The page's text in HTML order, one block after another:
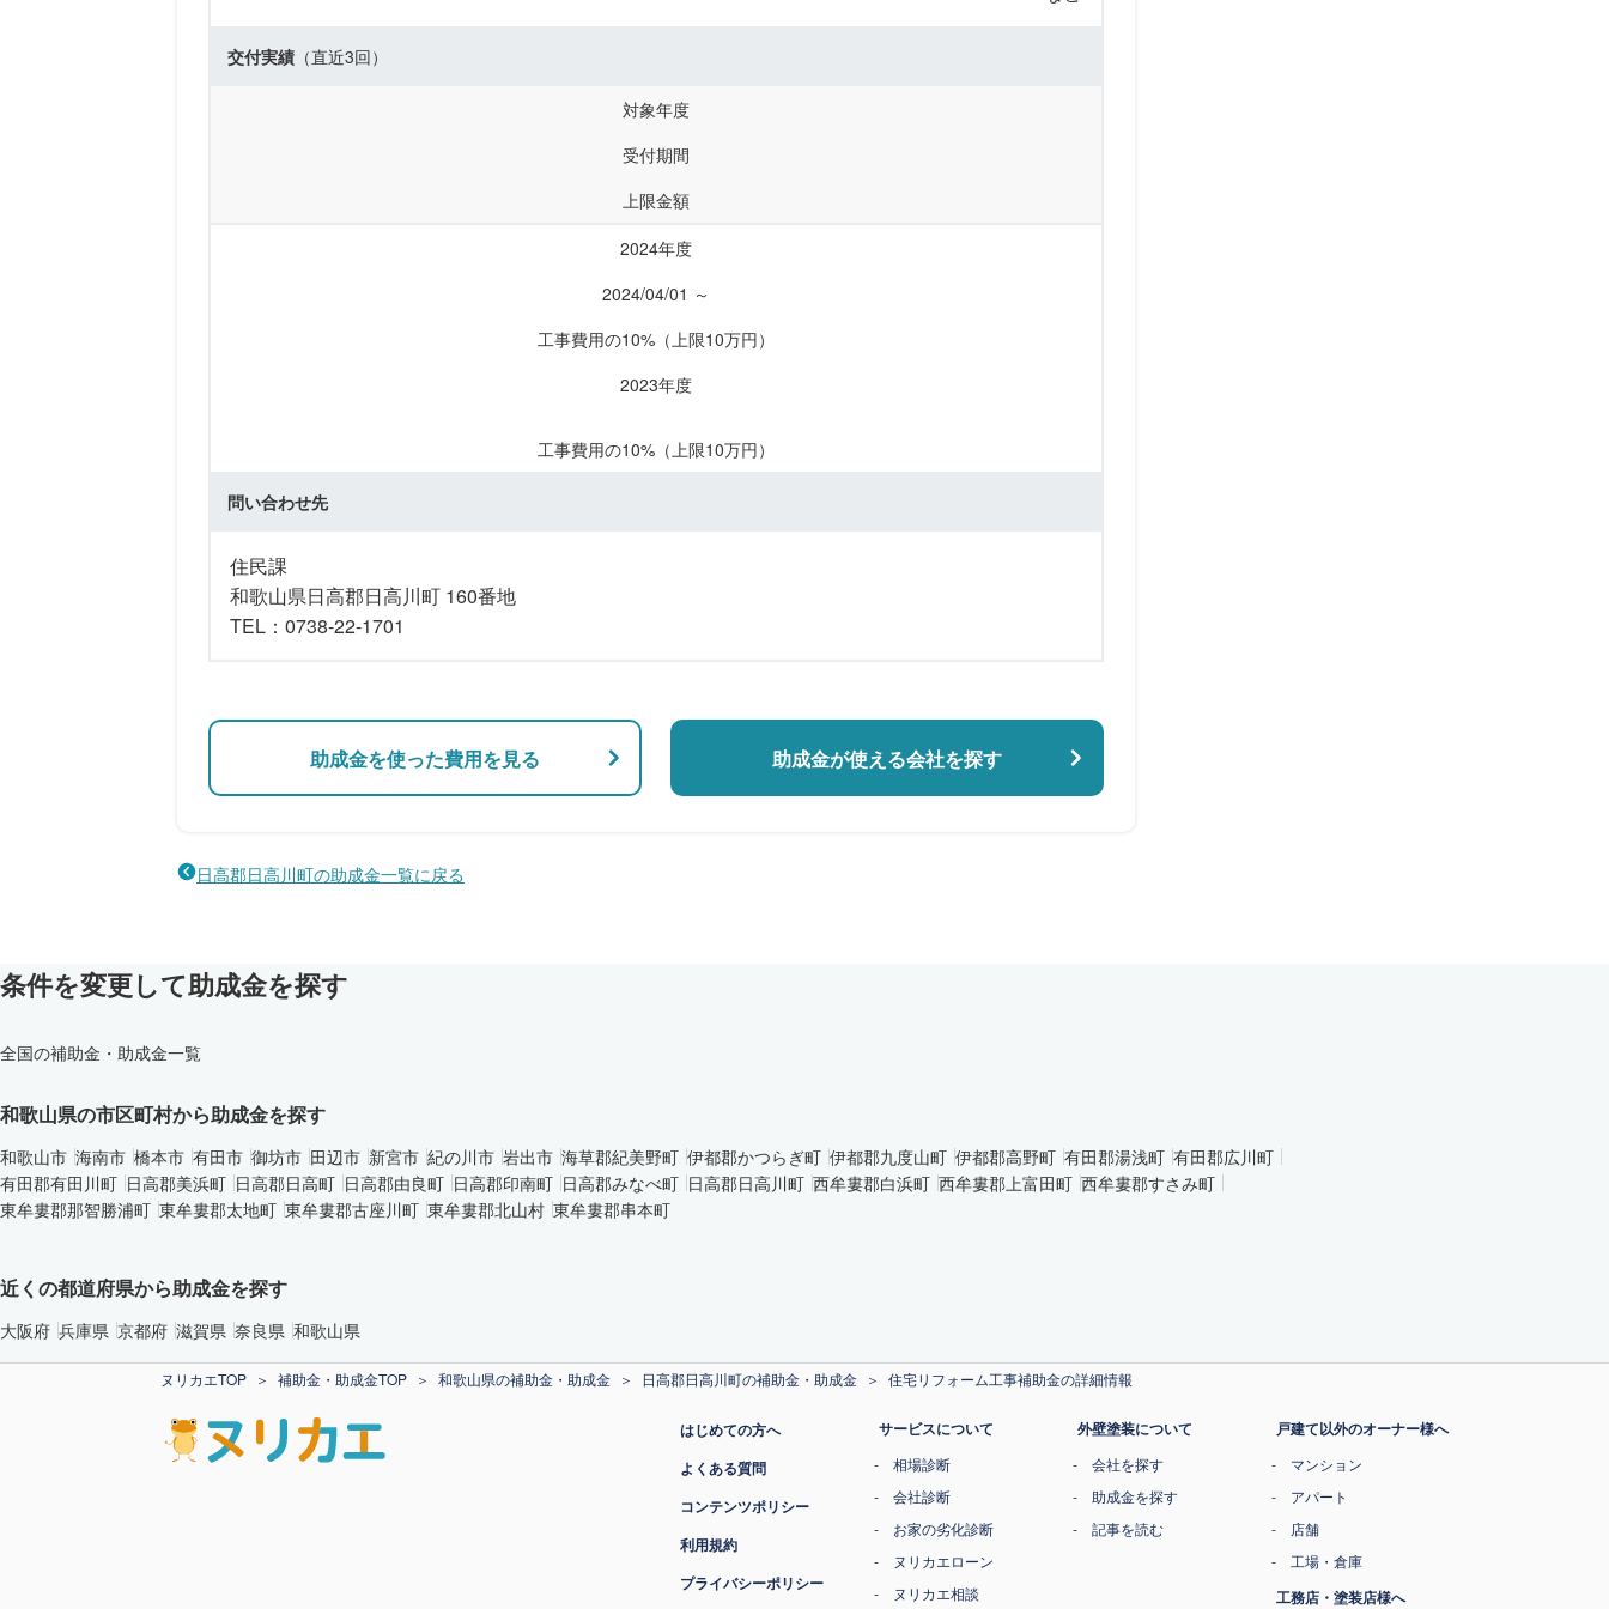
交付実績 （直近3回）
対象年度
受付期間
上限金額
2024年度
2024/04/01 ～
工事費用の10%（上限10万円）
2023年度
工事費用の10%（上限10万円）
問い合わせ先
住民課
和歌山県日高郡日高川町 160番地
TEL：0738-22-1701
助成金を使った費用を見る 助成金が使える会社を探す
日高郡日高川町の助成金一覧に戻る
条件を変更して助成金を探す
全国の補助金・助成金一覧
和歌山県の市区町村から助成金を探す
和歌山市 海南市 橋本市 有田市 御坊市 田辺市 新宮市 紀の川市 岩出市 海草郡紀美野町 伊都郡かつらぎ町 伊都郡九度山町 伊都郡高野町 有田郡湯浅町 有田郡広川町
有田郡有田川町 日高郡美浜町 日高郡日高町 日高郡由良町 日高郡印南町 日高郡みなべ町 日高郡日高川町 西牟婁郡白浜町 西牟婁郡上富田町 西牟婁郡すさみ町
東牟婁郡那智勝浦町 東牟婁郡太地町 東牟婁郡古座川町 東牟婁郡北山村 東牟婁郡串本町
近くの都道府県から助成金を探す
大阪府 兵庫県 京都府 滋賀県 奈良県 和歌山県
ヌリカエTOP 補助金・助成金TOP 和歌山県の補助金・助成金 日高郡日高川町の補助金・助成金 住宅リフォーム工事補助金の詳細情報
はじめての方へ
よくある質問
コンテンツポリシー
利用規約
プライバシーポリシー
サービスについて
相場診断
会社診断
お家の劣化診断
ヌリカエローン
ヌリカエ相談
外壁塗装について
会社を探す
助成金を探す
記事を読む
戸建て以外のオーナー様へ
マンション
アパート
店舗
工場・倉庫
工務店・塗装店様へ